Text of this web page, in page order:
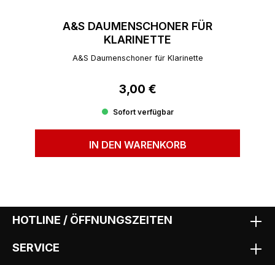
A&S DAUMENSCHONER FÜR
KLARINETTE
A&S Daumenschoner für Klarinette
Regulärer Preis:
3,00 €
Sofort verfügbar
IN DEN WARENKORB
HOTLINE / ÖFFNUNGSZEITEN
SERVICE